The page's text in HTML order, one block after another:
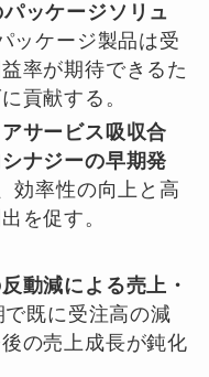
ッケージソリュ
ッケージ製品は受
率が期待できるた
貢献する。
サービス吸収合
ナジーの早期発
効率性の向上と高
を促す。
動減による売上・
既に受注高の減
の売上成長が鈍化